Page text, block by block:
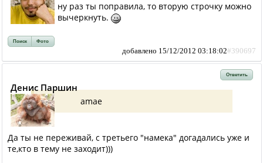
ну раз ты поправила, то вторую строчку можно
вычеркнуть.
Поиск Фото
добавлено 15/12/2012 03:18:02#390697
Ответить
Денис Паршин
amae
Да ты не переживай, с третьего "намека" догадались уже и
те,кто в тему не заходит)))